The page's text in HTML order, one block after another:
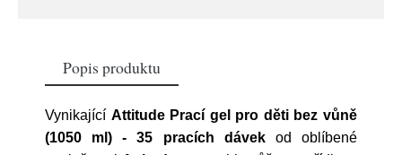
Popis produktu
Vynikající Attitude Prací gel pro děti bez vůně
(1050 ml) - 35 pracích dávekod oblíbené